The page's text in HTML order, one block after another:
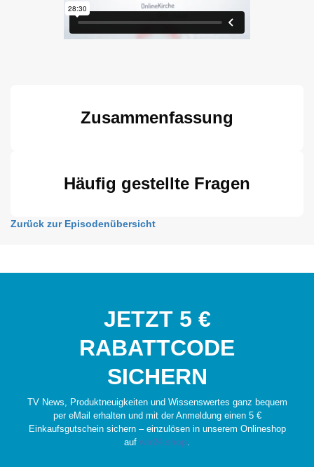
Zusammenfassung
Häufig gestellte Fragen
Zurück zur Episodenübersicht
JETZT 5 €
RABATTCODE
SICHERN
TV News, Produktneuigkeiten und Wissenswertes ganz bequem
per eMail erhalten und mit der Anmeldung einen 5 €
Einkaufsgutschein sichern – einzulösen in unserem Onlineshop
auf wir24.shop.